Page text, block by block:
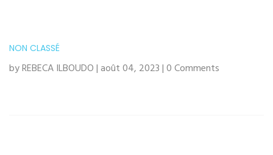
NON CLASSÉ
by REBECA ILBOUDO | août 04, 2023 | 0 Comments